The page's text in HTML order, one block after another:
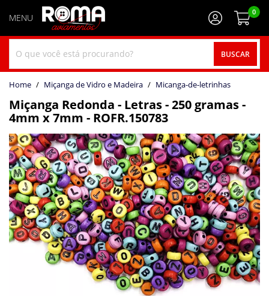
BUSCAR
0
home Miçanga de Vidro e Madeira micanga-de-letrinhas
Miçanga Redonda - Letras - 250 gramas -
4mm x 7mm - ROFR.150783